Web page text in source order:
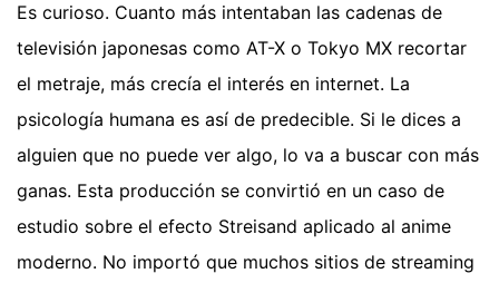
Es curioso. Cuanto más intentaban las cadenas de
televisión japonesas como AT-X o Tokyo MX recortar
el metraje, más crecía el interés en internet. La
psicología humana es así de predecible. Si le dices a
alguien que no puede ver algo, lo va a buscar con más
ganas. Esta producción se convirtió en un caso de
estudio sobre el efecto Streisand aplicado al anime
moderno. No importó que muchos sitios de streaming